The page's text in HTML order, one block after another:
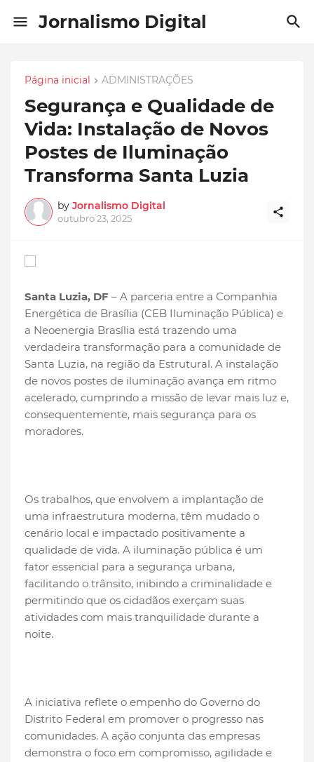
Jornalismo Digital
Página inicial ADMINISTRAÇÕES
Segurança e Qualidade de
Vida: Instalação de Novos
Postes de Iluminação
Transforma Santa Luzia
by Jornalismo Digital
outubro 23, 2025
Santa Luzia, DF – A parceria entre a Companhia
Energética de Brasília (CEB Iluminação Pública) e
a Neoenergia Brasília está trazendo uma
verdadeira transformação para a comunidade de
Santa Luzia, na região da Estrutural. A instalação
de novos postes de iluminação avança em ritmo
acelerado, cumprindo a missão de levar mais luz e,
consequentemente, mais segurança para os
moradores.
Os trabalhos, que envolvem a implantação de
uma infraestrutura moderna, têm mudado o
cenário local e impactado positivamente a
qualidade de vida. A iluminação pública é um
fator essencial para a segurança urbana,
facilitando o trânsito, inibindo a criminalidade e
permitindo que os cidadãos exerçam suas
atividades com mais tranquilidade durante a
noite.
A iniciativa reflete o empenho do Governo do
Distrito Federal em promover o progresso nas
comunidades. A ação conjunta das empresas
demonstra o foco em compromisso, agilidade e